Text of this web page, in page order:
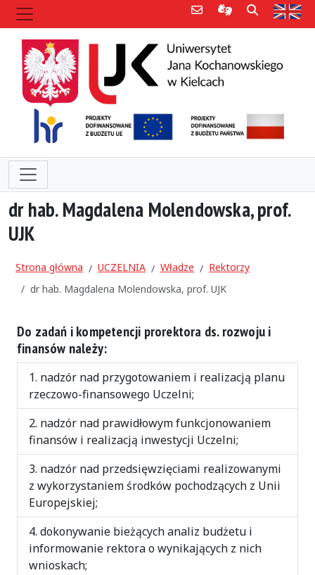
Poczta e-mailInformacje dla
Szukaj
dr hab. Magdalena Molendowska, prof.
UJK
Strona główna UCZELNIA Władze
Rektorzy
dr hab. Magdalena Molendowska, prof. UJK
Do zadań i kompetencji prorektora ds. rozwoju i
finansów należy:
nadzór nad przygotowaniem i realizacją planu
rzeczowo-finansowego Uczelni;
nadzór nad prawidłowym funkcjonowaniem
finansów i realizacją inwestycji Uczelni;
nadzór nad przedsięwzięciami realizowanymi
z wykorzystaniem środków pochodzących z Unii
Europejskiej;
dokonywanie bieżących analiz budżetu i
informowanie rektora o wynikających z nich
wnioskach;